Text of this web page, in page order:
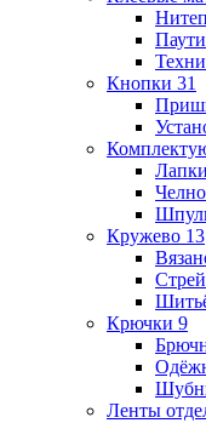
Кнопки 31
Лапки
Кружево 13
Крючки 9
Ленты